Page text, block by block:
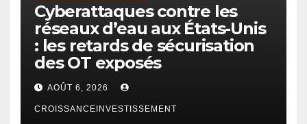
Cyberattaques contre les
réseaux d’eau aux États-Unis
: les retards de sécurisation
des OT exposés
AOÛT 6, 2026
CROISSANCEINVESTISSEMENT